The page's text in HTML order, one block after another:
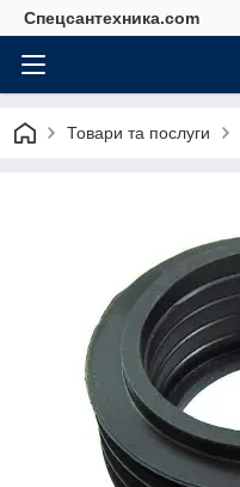
Спецсантехника.com
Товари та послуги